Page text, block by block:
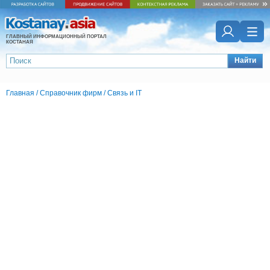
ГЛАВНЫЙ ИНФОРМАЦИОННЫЙ ПОРТАЛ
КОСТАНАЯ
Найти
Главная /Справочник фирм /Связь и IT